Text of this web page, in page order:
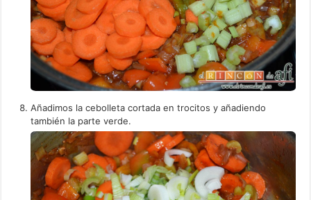
Añadimos la cebolleta cortada en trocitos y añadiendo
también la parte verde.